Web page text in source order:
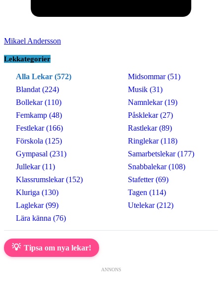
Mikael Andersson
Lekkategorier
Alla Lekar (572)
Blandat (224)
Bollekar (110)
Femkamp (48)
Festlekar (166)
Förskola (125)
Gympasal (231)
Jullekar (11)
Klassrumslekar (152)
Kluriga (130)
Laglekar (99)
Lära känna (76)
Midsommar (51)
Musik (31)
Namnlekar (19)
Påsklekar (27)
Rastlekar (89)
Ringlekar (118)
Samarbetslekar (177)
Snabbalekar (108)
Stafetter (69)
Tagen (114)
Utelekar (212)
💡 Tipsa om nya lekar!
ANNONS